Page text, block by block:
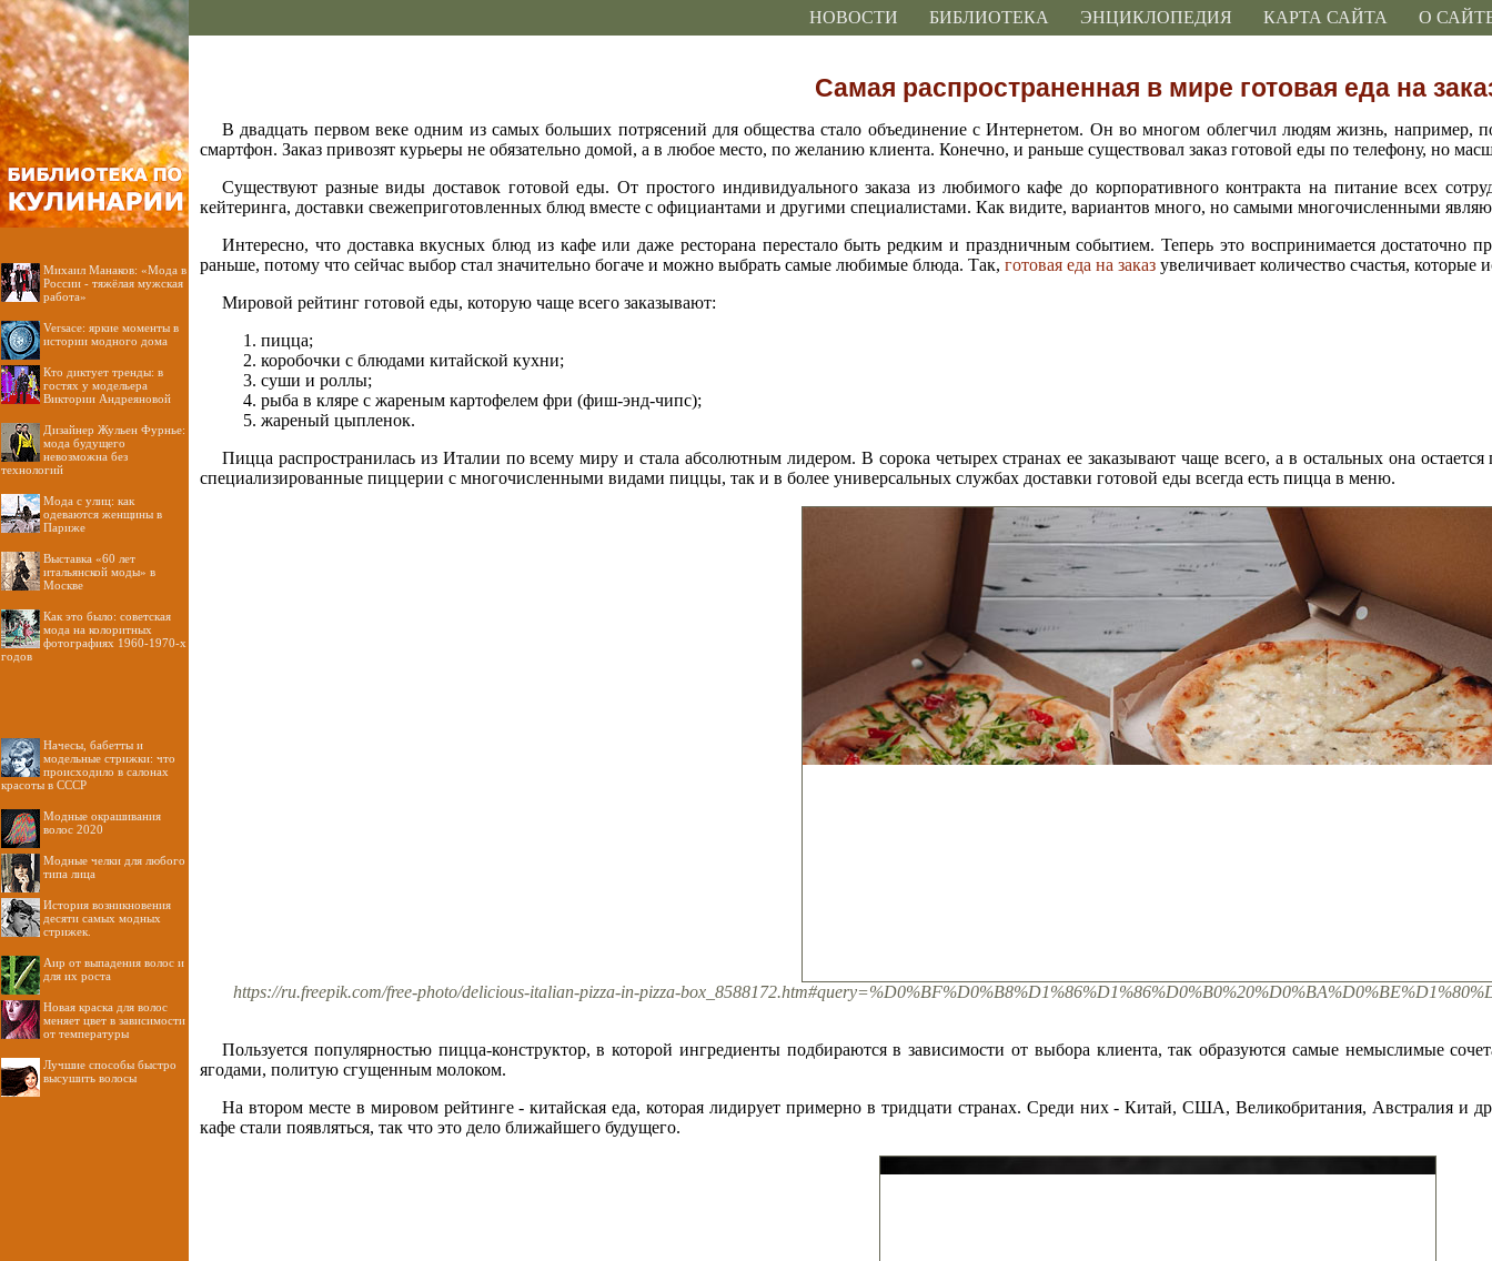
НОВОСТИ БИБЛИОТЕКА ЭНЦИКЛОПЕДИЯ КАРТА САЙТА О
Михаил Манаков: «Мода в
России - тяжёлая мужская
работа»
Versace: яркие моменты в
истории модного дома
Кто диктует тренды: в
гостях у модельера
Виктории Андреяновой
Дизайнер Жульен Фурнье:
мода будущего
невозможна без
технологий
Мода с улиц: как
одеваются женщины в
Париже
Выставка «60 лет
итальянской моды» в
Москве
Как это было: советская
мода на колоритных
фотографиях 1960-1970-х
годов
Начесы, бабетты и
модельные стрижки: что
происходило в салонах
красоты в СССР
Модные окрашивания
волос 2020
Модные челки для любого
типа лица
История возникновения
десяти самых модных
стрижек.
Аир от выпадения волос и
для их роста
Новая краска для волос
меняет цвет в зависимости
от температуры
Лучшие способы быстро
высушить волосы
Самая распространенная в мире готовая еда на
В двадцать первом веке одним из самых больших потрясений для общества стало объединение с Интернетом. Он во многом облегчил людям жизнь, например,
смартфон. Заказ привозят курьеры не обязательно домой, а в любое место, по желанию клиента. Конечно, и раньше существовал заказ готовой еды по телефону, но
Существуют разные виды доставок готовой еды. От простого индивидуального заказа из любимого кафе до корпоративного контракта на питание всех
кейтеринга, доставки свежеприготовленных блюд вместе с официантами и другими специалистами. Как видите, вариантов много, но самыми многочисленными
Интересно, что доставка вкусных блюд из кафе или даже ресторана перестало быть редким и праздничным событием. Теперь это воспринимается
раньше, потому что сейчас выбор стал значительно богаче и можно выбрать самые любимые блюда. Так, готовая еда на заказ увеличивает количество счастья,
Мировой рейтинг готовой еды, которую чаще всего заказывают:
пицца;
коробочки с блюдами китайской кухни;
суши и роллы;
рыба в кляре с жареным картофелем фри (фиш-энд-чипс);
жареный цыпленок.
Пицца распространилась из Италии по всему миру и стала абсолютным лидером. В сорока четырех странах ее заказывают чаще всего, а в остальных она
специализированные пиццерии с многочисленными видами пиццы, так и в более универсальных службах доставки готовой еды всегда есть пицца в меню.
https://ru.freepik.com/free-photo/delicious-italian-pizza-in-pizza-
Пользуется популярностью пицца-конструктор, в которой ингредиенты подбираются в зависимости от выбора клиента, так образуются самые немыслимые
ягодами, политую сгущенным молоком.
На втором месте в мировом рейтинге - китайская еда, которая лидирует примерно в тридцати странах. Среди них - Китай, США, Великобритания, Австралия и
кафе стали появляться, так что это дело ближайшего будущего.